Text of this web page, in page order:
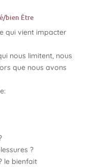
bien Être
qui vient impacter
nous limitent, nous
que nous avons
?
le bienfait